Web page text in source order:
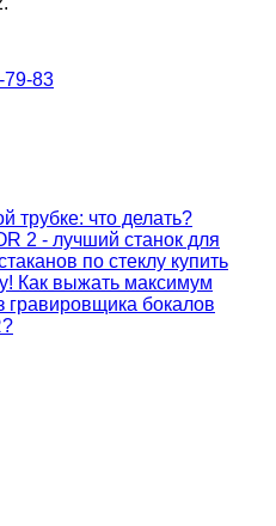
79-83
трубке: что делать?
Как выжать максимум
гравировщика бокалов